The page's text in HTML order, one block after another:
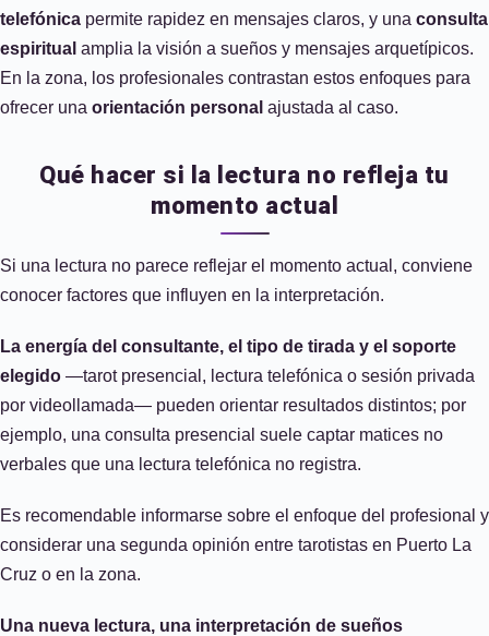
telefónica permite rapidez en mensajes claros, y una consulta
espiritual amplia la visión a sueños y mensajes arquetípicos.
En la zona, los profesionales contrastan estos enfoques para
ofrecer una orientación personal ajustada al caso.
Qué hacer si la lectura no refleja tu
momento actual
Si una lectura no parece reflejar el momento actual, conviene
conocer factores que influyen en la interpretación.
La energía del consultante, el tipo de tirada y el soporte
elegido —tarot presencial, lectura telefónica o sesión privada
por videollamada— pueden orientar resultados distintos; por
ejemplo, una consulta presencial suele captar matices no
verbales que una lectura telefónica no registra.
Es recomendable informarse sobre el enfoque del profesional y
considerar una segunda opinión entre tarotistas en Puerto La
Cruz o en la zona.
Una nueva lectura, una interpretación de sueños